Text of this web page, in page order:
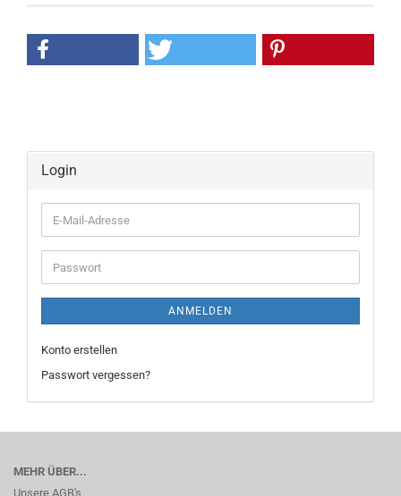
Login
E-
Mail-
Adresse
Passwort
ANMELDEN
Konto erstellen
Passwort vergessen?
MEHR ÜBER...
Unsere AGB's